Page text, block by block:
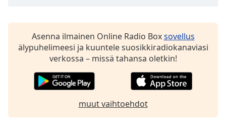
dialog
Escape
Asenna ilmainen Online Radio Boxsovellus
älypuhelimeesi ja kuuntele suosikkiradiokanaviasi
verkossa – missä tahansa oletkin!
muut vaihtoehdot